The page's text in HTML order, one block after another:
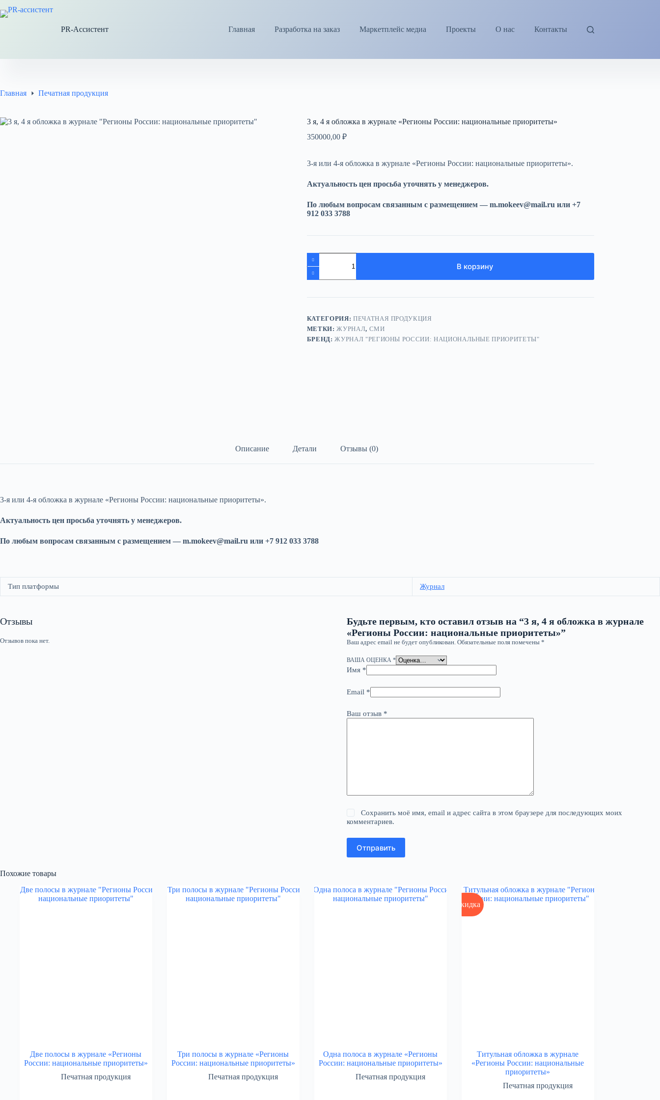
к
PR-Ассистент
Главная Разработка на заказ Маркетплейс медиа Проекты О нас Контакты
Главная Печатная продукция
3 я, 4 я обложка в журнале «Регионы России: национальные приоритеты»
350000,00 ₽
3-я или 4-я обложка в журнале «Регионы России: национальные приоритеты».
Актуальность цен просьба уточнять у менеджеров.
По любым вопросам связанным с размещением — m.mokeev@mail.ru или +7
912 033 3788
Количество
товара
я,
я
в
журнале
"Регионы
России:
В корзину
КАТЕГОРИЯ: ПЕЧАТНАЯ ПРОДУКЦИЯ
МЕТКИ:ЖУРНАЛ, СМИ
БРЕНД:ЖУРНАЛ "РЕГИОНЫ РОССИИ: НАЦИОНАЛЬНЫЕ ПРИОРИТЕТЫ"
Описание Детали Отзывы (0)
3-я или 4-я обложка в журнале «Регионы России: национальные приоритеты».
Актуальность цен просьба уточнять у менеджеров.
По любым вопросам связанным с размещением — m.mokeev@mail.ru или +7 912 033 3788
Тип платформы Журнал
Отзывы
Отзывов пока нет.
Будьте первым, кто оставил отзыв на “3 я, 4 я обложка в журнале
«Регионы России: национальные приоритеты»”
Ваш адрес email не будет опубликован. Обязательные поля помечены *
ВАША ОЦЕНКА *
Имя*
Email*
Ваш отзыв *
Сохранить моё имя, email и адрес сайта в этом браузере для последующих моих
комментариев.
Отправить
Похожие товары
Две полосы в журнале «Регионы
России: национальные приоритеты»
Печатная продукция
Три полосы в журнале «Регионы
России: национальные приоритеты»
Печатная продукция
Одна полоса в журнале «Регионы
России: национальные приоритеты»
Печатная продукция
Скидка
Титульная обложка в журнале
«Регионы России: национальные
приоритеты»
Печатная продукция